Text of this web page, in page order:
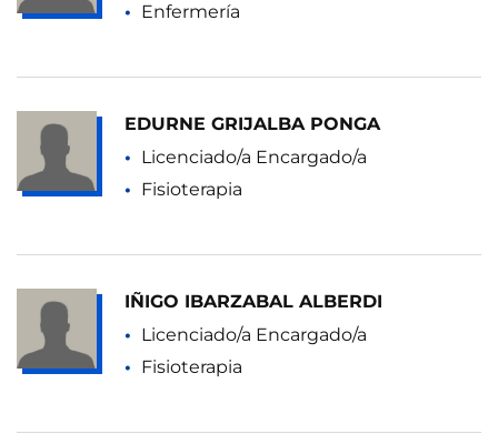
Enfermería
EDURNE GRIJALBA PONGA
Licenciado/a Encargado/a
Fisioterapia
IÑIGO IBARZABAL ALBERDI
Licenciado/a Encargado/a
Fisioterapia